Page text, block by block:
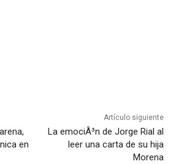
en
Artículo siguiente
La emociÃ³n de Jorge Rial al
leer una carta de su hija
Morena